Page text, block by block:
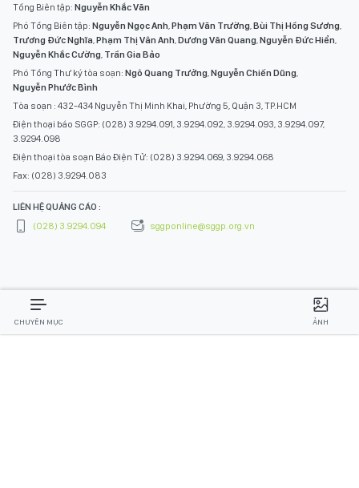
Tổng Biên tập: Nguyễn Khắc Văn
Phó Tổng Biên tập: Nguyễn Ngọc Anh,Phạm Văn Trường,Bùi Thị Hồng Sương,
Trương Đức Nghĩa,Phạm Thị Vân Anh,Dương Văn Quang,Nguyễn Đức Hiển,
Nguyễn Khắc Cường, Trần Gia Bảo
Phó Tổng Thư ký tòa soạn: Ngô Quang Trưởng,Nguyễn Chiến Dũng,
Nguyễn Phước Bình
Tòa soạn : 432-434 Nguyễn Thị Minh Khai, Phường 5, Quận 3, TP.HCM
Điện thoại báo SGGP: (028) 3.9294.091, 3.9294.092, 3.9294.093, 3.9294.097,
3.9294.098
Điện thoại tòa soạn Báo Điện Tử: (028) 3.9294.069, 3.9294.068
Fax: (028) 3.9294.083
LIÊN HỆ QUẢNG CÁO :
(028) 3.9294.094
sggponline@sggp.org.vn
CHUYÊN MỤC ẢNH